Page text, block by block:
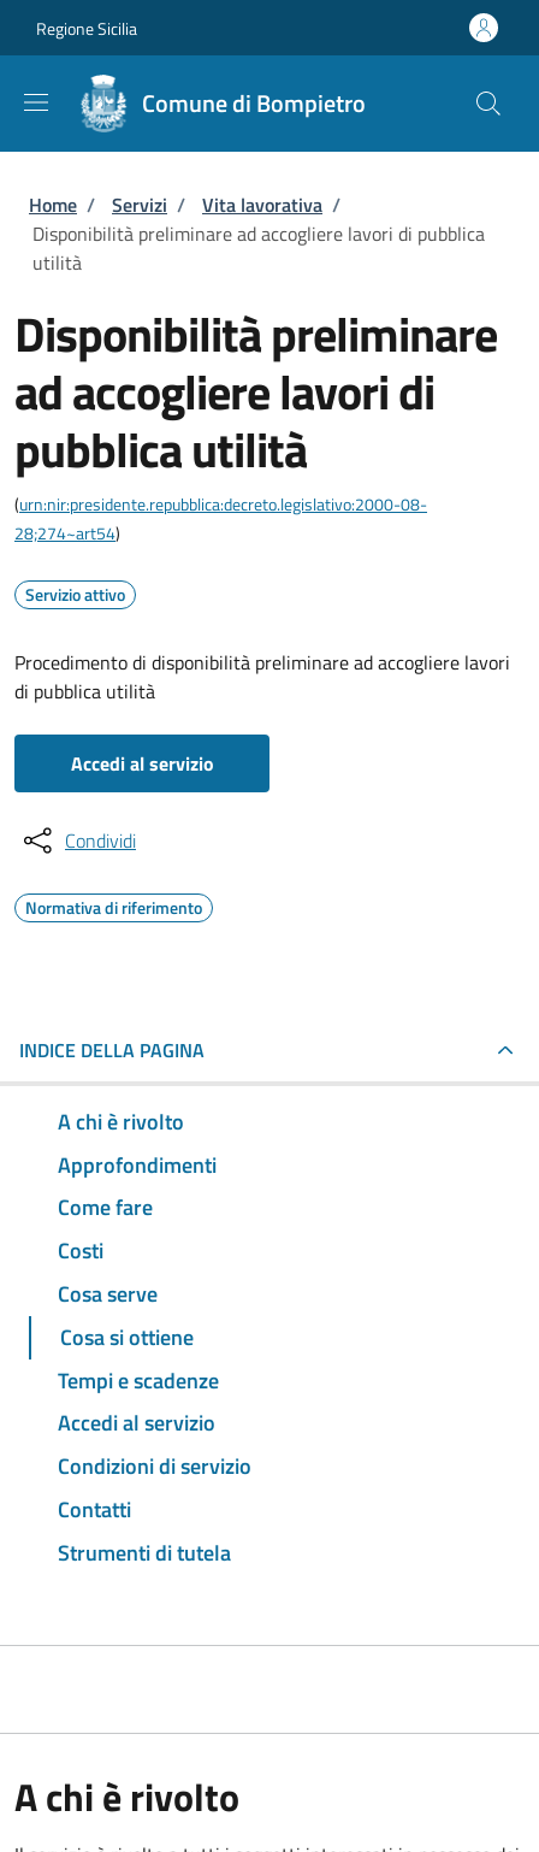
Regione Sicilia
Comune di Bompietro
Briciole di pane
Home / Servizi / Vita lavorativa /
Disponibilità preliminare ad accogliere lavori di pubblica
utilità
Disponibilità preliminare
ad accogliere lavori di
pubblica utilità
(urn:nir:presidente.repubblica:decreto.legislativo:2000-08-
28;274~art54)
Servizio attivo
Procedimento di disponibilità preliminare ad accogliere lavori
di pubblica utilità
Accedi al servizio
Condividi
Normativa di riferimento
INDICE DELLA PAGINA
A chi è rivolto
Approfondimenti
Come fare
Costi
Cosa serve
Cosa si ottiene
Tempi e scadenze
Accedi al servizio
Condizioni di servizio
Contatti
Strumenti di tutela
A chi è rivolto